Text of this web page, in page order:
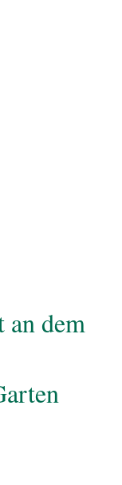
an dem